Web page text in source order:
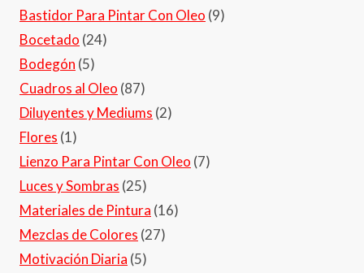
Bastidor Para Pintar Con Oleo (9)
Bocetado (24)
Bodegón (5)
Cuadros al Oleo (87)
Diluyentes y Mediums (2)
Flores (1)
Lienzo Para Pintar Con Oleo (7)
Luces y Sombras (25)
Materiales de Pintura (16)
Mezclas de Colores (27)
Motivación Diaria (5)